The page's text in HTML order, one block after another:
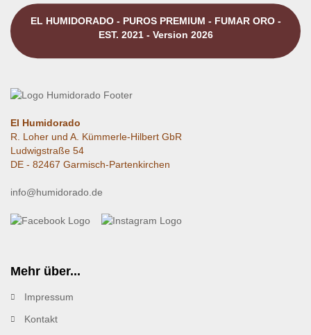
EL HUMIDORADO - PUROS PREMIUM - FUMAR ORO -
EST. 2021 - Version 2026
El Humidorado
R. Loher und A. Kümmerle-Hilbert GbR
Ludwigstraße 54
DE - 82467 Garmisch-Partenkirchen
info@humidorado.de
Mehr über...
Impressum
Kontakt